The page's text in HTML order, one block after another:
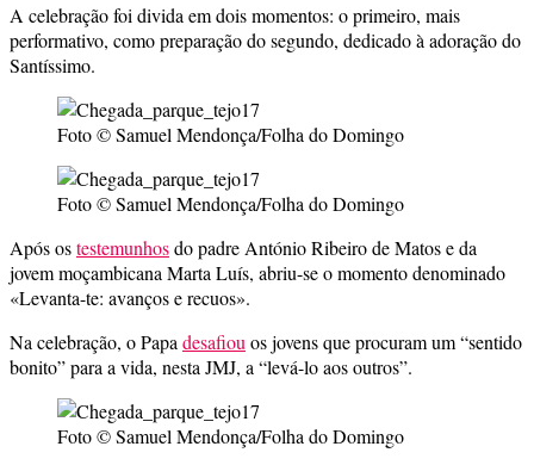
A celebração foi divida em dois momentos: o primeiro, mais
performativo, como preparação do segundo, dedicado à adoração do
Santíssimo.
Foto © Samuel Mendonça/Folha do Domingo
Foto © Samuel Mendonça/Folha do Domingo
Após ostestemunhosdo padre António Ribeiro de Matos e da
jovem moçambicana Marta Luís, abriu-se o momento denominado
«Levanta-te: avanços e recuos».
Na celebração, o Papa desafiou os jovens que procuram um “sentido
bonito” para a vida, nesta JMJ, a “levá-lo aos outros”.
Foto © Samuel Mendonça/Folha do Domingo